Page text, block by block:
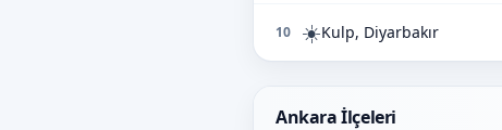
10 ☀️Kulp, Diyarbakır
Ankara İlçeleri